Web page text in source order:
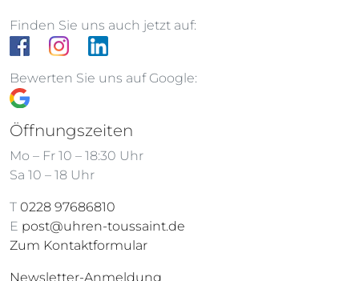
Finden Sie uns auch jetzt auf:
Bewerten Sie uns auf Google:
Öffnungszeiten
Mo – Fr 10 – 18:30 Uhr
Sa 10 – 18 Uhr
T 0228 97686810
E post@uhren-toussaint.de
Zum Kontaktformular
Newsletter-Anmeldung